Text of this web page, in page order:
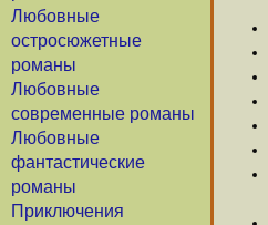
Любовные
остросюжетные
романы
Любовные
современные романы
Любовные
фантастические
романы
Приключения